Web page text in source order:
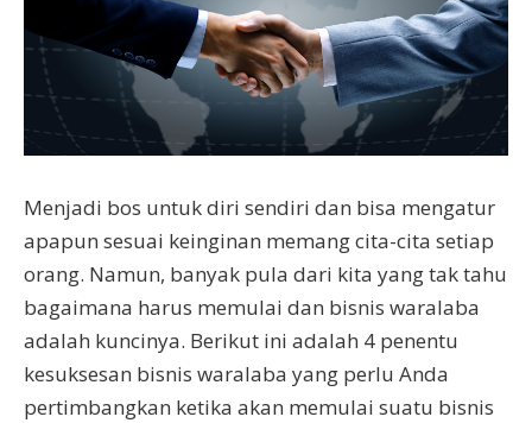
Menjadi bos untuk diri sendiri dan bisa mengatur
apapun sesuai keinginan memang cita-cita setiap
orang. Namun, banyak pula dari kita yang tak tahu
bagaimana harus memulai dan bisnis waralaba
adalah kuncinya. Berikut ini adalah 4 penentu
kesuksesan bisnis waralaba yang perlu Anda
pertimbangkan ketika akan memulai suatu bisnis